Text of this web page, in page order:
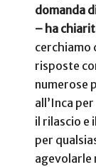
domanda
– ha
cerchiamo
risposte
numerose
all’Inca
il rilascio e
per
agevolarle